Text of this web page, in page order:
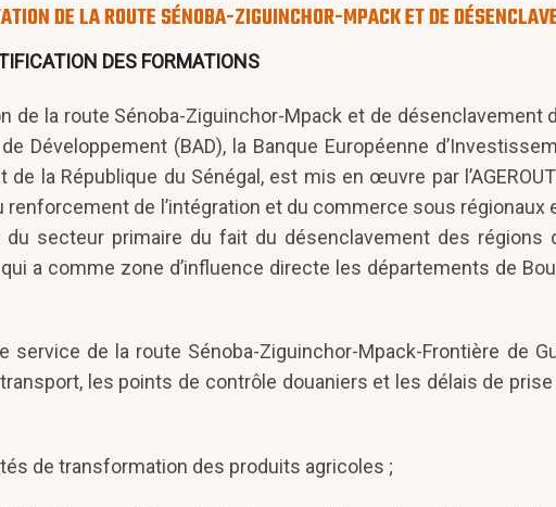
DE LA ROUTE SÉNOBA-ZIGUINCHOR-MPACK ET DE
DES FORMATIONS
de la route Sénoba-Ziguinchor-Mpack et de désenclavement
Développement (BAD), la Banque Européenne
de la République du Sénégal, est mis en œuvre par
de l’intégration et du commerce sous régionaux
du secteur primaire du fait du désenclavement des régions
a comme zone d’influence directe les départements de
service de la route Sénoba-Ziguinchor-Mpack-Frontière de
les points de contrôle douaniers et les délais de
de transformation des produits agricoles ;